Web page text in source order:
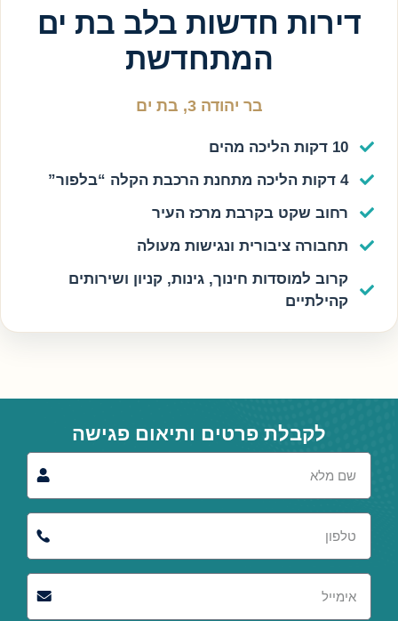
דירות חדשות בלב בת ים
המתחדשת
בר יהודה 3, בת ים
10 דקות הליכה מהים
4 דקות הליכה מתחנת הרכבת הקלה “בלפור”
רחוב שקט בקרבת מרכז העיר
תחבורה ציבורית ונגישות מעולה
קרוב למוסדות חינוך, גינות, קניון ושירותים
קהילתיים
לקבלת פרטים ותיאום פגישה